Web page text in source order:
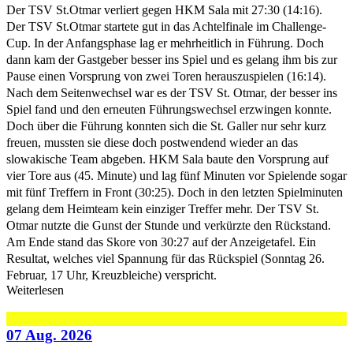
Der TSV St.Otmar verliert gegen HKM Sala mit 27:30 (14:16).
Der TSV St.Otmar startete gut in das Achtelfinale im Challenge-
Cup. In der Anfangsphase lag er mehrheitlich in Führung. Doch
dann kam der Gastgeber besser ins Spiel und es gelang ihm bis zur
Pause einen Vorsprung von zwei Toren herauszuspielen (16:14).
Nach dem Seitenwechsel war es der TSV St. Otmar, der besser ins
Spiel fand und den erneuten Führungswechsel erzwingen konnte.
Doch über die Führung konnten sich die St. Galler nur sehr kurz
freuen, mussten sie diese doch postwendend wieder an das
slowakische Team abgeben. HKM Sala baute den Vorsprung auf
vier Tore aus (45. Minute) und lag fünf Minuten vor Spielende sogar
mit fünf Treffern in Front (30:25). Doch in den letzten Spielminuten
gelang dem Heimteam kein einziger Treffer mehr. Der TSV St.
Otmar nutzte die Gunst der Stunde und verkürzte den Rückstand.
Am Ende stand das Skore von 30:27 auf der Anzeigetafel. Ein
Resultat, welches viel Spannung für das Rückspiel (Sonntag 26.
Februar, 17 Uhr, Kreuzbleiche) verspricht.
Weiterlesen
07 Aug. 2026